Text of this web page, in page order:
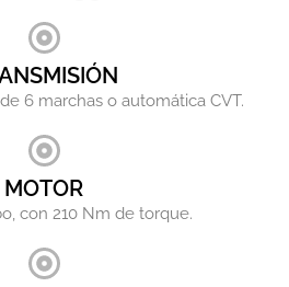
6 marchas o automática CVT.
MOTOR
con 210 Nm de torque.